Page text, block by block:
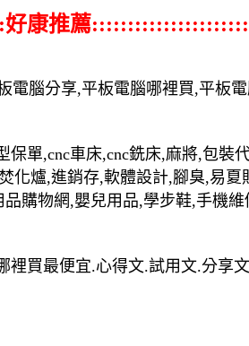
康推薦::::::::::::::::::::::
腦分享,平板電腦哪裡買,平板
單,cnc車床,cnc銑床,麻將,包
爐,進銷存,軟體設計,腳臭,易
購物網,嬰兒用品,學步鞋,手機
裡買最便宜.心得文.試用文.分享